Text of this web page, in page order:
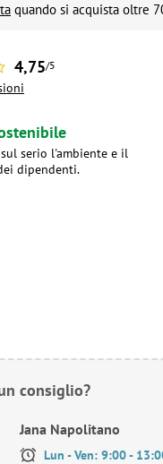
quando si acquista oltre
4,75/5
serio l'ambiente e il
dipendenti.
consiglio?
Jana Napolitano
Lun - Ven: 9:00 -